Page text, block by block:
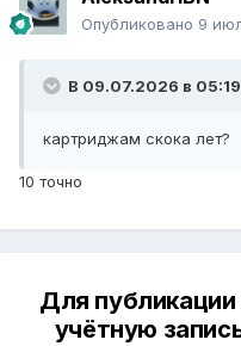
Опубликовано 9
В 09.07.2026 в
картриджам скока лет?
10 точно
Для
учётную